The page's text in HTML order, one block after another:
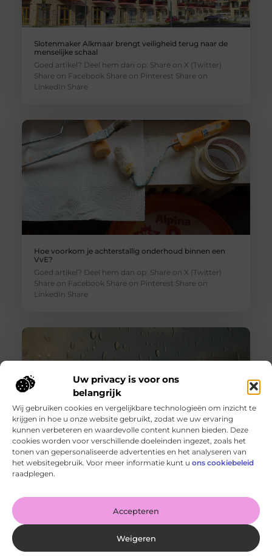
Uw privacy is voor ons
belangrijk
Wij gebruiken cookies en vergelijkbare technologieën om inzicht te
krijgen in hoe u onze website gebruikt, zodat we uw ervaring
kunnen verbeteren en waardevolle content kunnen bieden. Deze
cookies worden voor verschillende doeleinden ingezet, zoals het
tonen van gepersonaliseerde advertenties en het analyseren van
het websitegebruik. Voor meer informatie kunt u ons cookiebeleid
raadplegen.
Accepteren
Weigeren
Slotenmaker Alkmaar brengt veiligheid terug naar de
menselijke schaal
Goed artikel? Deel hem dan op: Share on X (Twitter)
Share on Facebook Share on Pinterest Share on
LinkedIn Share
Hoe voorkom je achterstallig onderhoud binnen een
VvE?
Goed artikel? Deel hem dan op: Share on X (Twitter)
Share on Facebook Share on Pinterest Share on
LinkedIn Share
Wanneer schakel je een glaszetter in en wat kun je van
hem verwachten?
Goed artikel? Deel hem dan op: Share on X (Twitter)